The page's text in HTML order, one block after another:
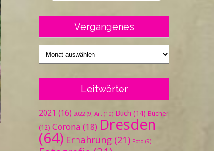
Vergangenes
Vergangenes
Leitwörter
2021 (16) 2022 (9) Art (10) Buch (14) Bücher
(12) Corona (18) Dresden
(64) Ernährung (21) Foto (9)